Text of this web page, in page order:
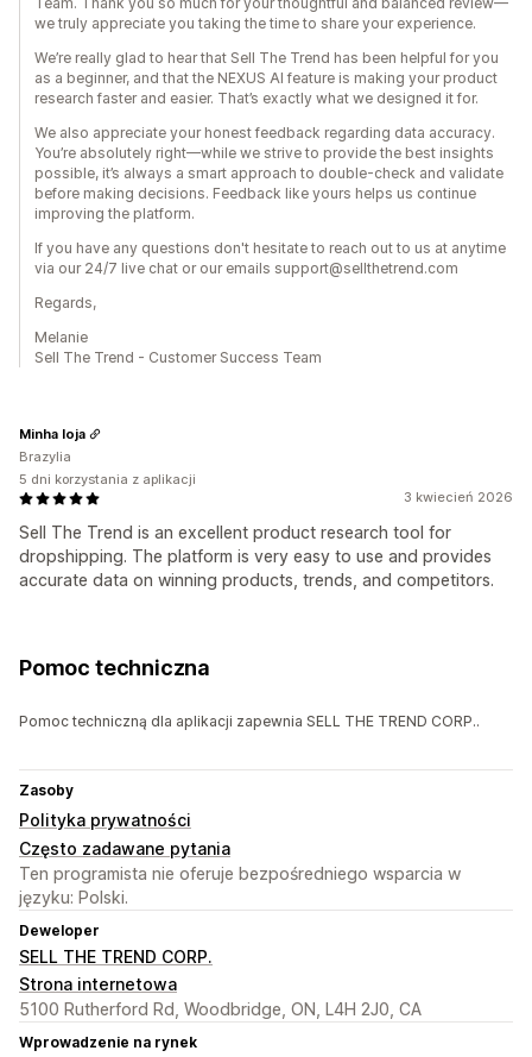
we truly appreciate you taking the time to share your experience.
We’re really glad to hear that Sell The Trend has been helpful for you
as a beginner, and that the NEXUS AI feature is making your product
research faster and easier. That’s exactly what we designed it for.
We also appreciate your honest feedback regarding data accuracy.
You’re absolutely right—while we strive to provide the best insights
possible, it’s always a smart approach to double-check and validate
before making decisions. Feedback like yours helps us continue
improving the platform.
If you have any questions don't hesitate to reach out to us at anytime
via our 24/7 live chat or our emails support@sellthetrend.com
Regards,
Melanie
Sell The Trend - Customer Success Team
3 kwiecień 2026
Sell The Trend is an excellent product research tool for
dropshipping. The platform is very easy to use and provides
accurate data on winning products, trends, and competitors.
Minha loja
Brazylia
5 dni korzystania z aplikacji
Pomoc techniczna
Pomoc techniczną dla aplikacji zapewnia SELL THE TREND CORP..
Zasoby
Polityka prywatności
Często zadawane pytania
Ten programista nie oferuje bezpośredniego wsparcia w
języku: Polski.
Deweloper
SELL THE TREND CORP.
Strona internetowa
5100 Rutherford Rd, Woodbridge, ON, L4H 2J0, CA
Wprowadzenie na rynek